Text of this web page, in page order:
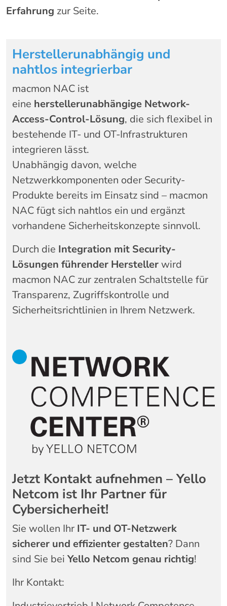
Erfahrung zur Seite.
Herstellerunabhängig und
nahtlos integrierbar
macmon NAC ist
eine herstellerunabhängige Network-
Access-Control-Lösung, die sich flexibel in
bestehende IT- und OT-Infrastrukturen
integrieren lässt.
Unabhängig davon, welche
Netzwerkkomponenten oder Security-
Produkte bereits im Einsatz sind – macmon
NAC fügt sich nahtlos ein und ergänzt
vorhandene Sicherheitskonzepte sinnvoll.
Durch die Integration mit Security-
Lösungen führender Herstellerwird
macmon NAC zur zentralen Schaltstelle für
Transparenz, Zugriffskontrolle und
Sicherheitsrichtlinien in Ihrem Netzwerk.
Jetzt Kontakt aufnehmen – Yello
Netcom ist Ihr Partner für
Cybersicherheit!
Sie wollen Ihr IT- und OT-Netzwerk
sicherer und effizienter gestalten? Dann
sind Sie beiYello Netcom genau richtig!
Ihr Kontakt: